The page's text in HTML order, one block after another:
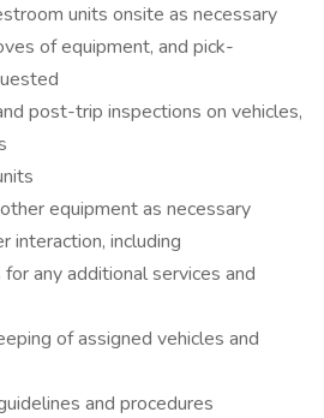
units onsite as necessary
of equipment, and pick-
post-trip inspections on vehicles,
equipment as necessary
interaction, including
any additional services and
of assigned vehicles and
and procedures